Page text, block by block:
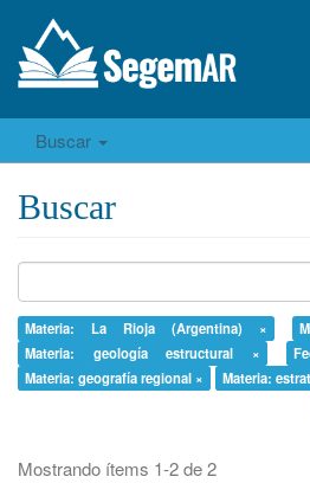
Buscar
Buscar
Materia: La Rioja (Argentina) ×
Materia: geología estructural ×
Materia: geografía regional ×
Materia:
Mostrando ítems 1-2 de 2